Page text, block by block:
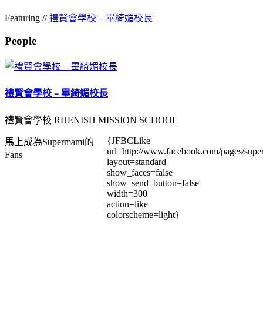
Featuring //禮賢會學校﹣畢綺媚校長
People
禮賢會學校﹣畢綺媚校長
禮賢會學校 RHENISH MISSION SCHOOL
馬上成為Supermami的
Fans
{JFBCLike
url=http://www.facebook.com/pages/
layout=standard
show_faces=false
show_send_button=false
width=300
action=like
colorscheme=light}